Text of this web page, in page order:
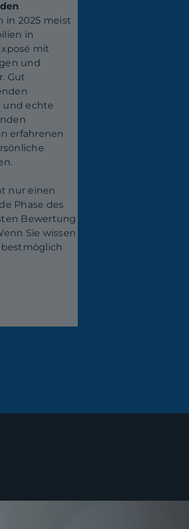
in 2025 meist
in
mit
und
Gut
und echte
erfahrenen
nur einen
Phase des
Bewertung
Sie wissen